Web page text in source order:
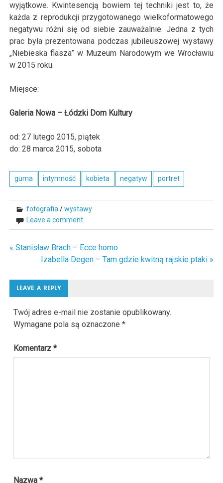
wyjątkowe. Kwintesencją bowiem tej techniki jest to, że
każda z reprodukcji przygotowanego wielkoformatowego
negatywu różni się od siebie zauważalnie. Jedna z tych
prac była prezentowana podczas jubileuszowej wystawy
„Niebieska flasza” w Muzeum Narodowym we Wrocławiu
w 2015 roku.
Miejsce:
Galeria Nowa – Łódzki Dom Kultury
od:27 lutego 2015,piątek
do:28 marca 2015, sobota
guma intymność kobieta negatyw portret
fotografia /wystawy
Leave a comment
Nawigacja
« Stanisław Brach – Ecce homo
Izabella Degen – Tam gdzie kwitną rajskie ptaki »
LEAVE A REPLY
Twój adres e-mail nie zostanie opublikowany.
Wymagane pola są oznaczone*
Komentarz*
Nazwa*